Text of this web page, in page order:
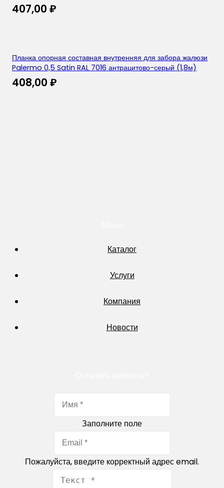
407,00 ₽
Планка опорная составная внутренняя для забора жалюзи
Palermo 0,5 Satin RAL 7016 антрацитово-серый (1,8м)
408,00 ₽
Каталог
Услуги
Компания
Новости
Заполните поле
Пожалуйста, введите корректный адрес email.